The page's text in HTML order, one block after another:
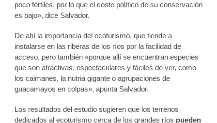
poco fértiles, por lo que el coste político de su conservación
es bajo», dice Salvador.
De ahí la importancia del ecoturismo, que tiende a
instalarse en las riberas de los ríos por la facilidad de
acceso, pero también «porque allí se encuentran especies
que son atractivas, espectaculares y fáciles de ver, como
los caimanes, la nutria gigante o agrupaciones de
guacamayos en colpas», apunta Salvador.
Los resultados del estudio sugieren que los terrenos
dedicados al ecoturismo cerca de los grandes ríos pueden